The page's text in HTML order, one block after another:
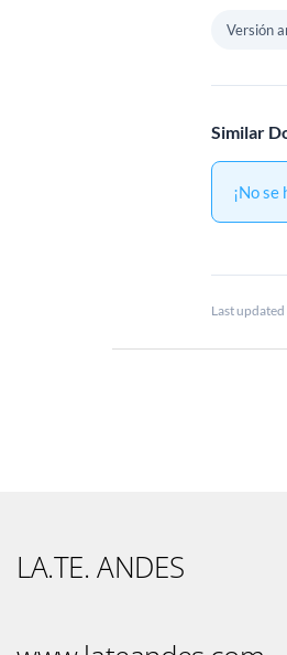
Versión
Similar
¡No
Last
LA.TE. ANDES